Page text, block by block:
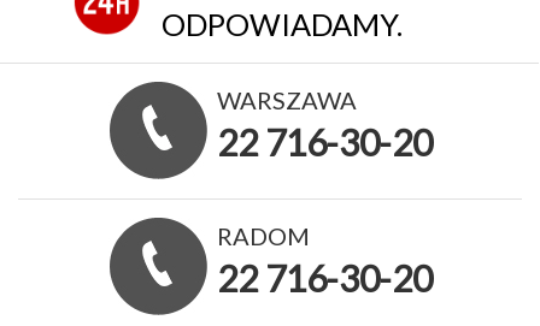
ODPOWIADAMY.
WARSZAWA
22 716-30-20
RADOM
22 716-30-20